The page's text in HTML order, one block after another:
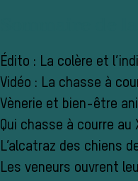
Édito : La colère et
Vidéo : La chasse à
Vènerie et bien-être
Qui chasse à courre au
L’alcatraz des chiens
Les veneurs ouvrent